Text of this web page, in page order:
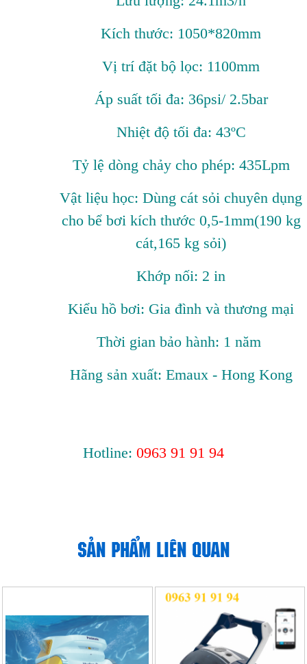
Kích thước: 1050*820mm
Vị trí đặt bộ lọc: 1100mm
Áp suất tối đa: 36psi/ 2.5bar
Nhiệt độ tối đa: 43ºC
Tỷ lệ dòng chảy cho phép: 435Lpm
Vật liệu học: Dùng cát sỏi chuyên dụng
cho bể bơi kích thước 0,5-1mm(190 kg
cát,165 kg sỏi)
Khớp nối: 2 in
Kiểu hồ bơi: Gia đình và thương mại
Thời gian bảo hành: 1 năm
Hãng sản xuất: Emaux - Hong Kong
Hotline: 0963 91 91 94
SẢN PHẨM LIÊN QUAN